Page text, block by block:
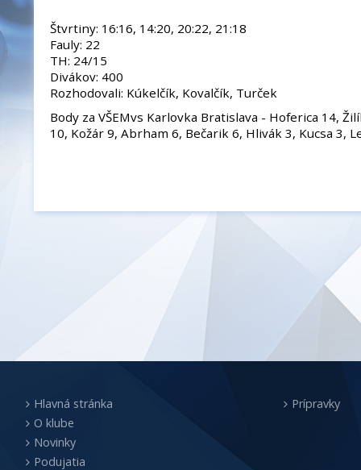
Štvrtiny: 16:16, 14:20, 20:22, 21:18
Fauly: 22
TH: 24/15
Divákov: 400
Rozhodovali: Kúkelčík, Kovalčík, Turček
Body za VŠEMvs Karlovka Bratislava - Hoferica 14,
10, Kožár 9, Abrham 6, Bečarik 6, Hlivák 3, Kucsa 3,
Hlavná stránka
O klube
Novinky
Podujatia
Prípravky